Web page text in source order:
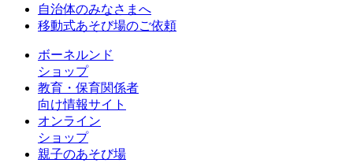
自治体のみなさまへ
移動式あそび場のご依頼
ボーネルンド
ショップ
教育・保育関係者
向け情報サイト
オンライン
ショップ
親子のあそび場